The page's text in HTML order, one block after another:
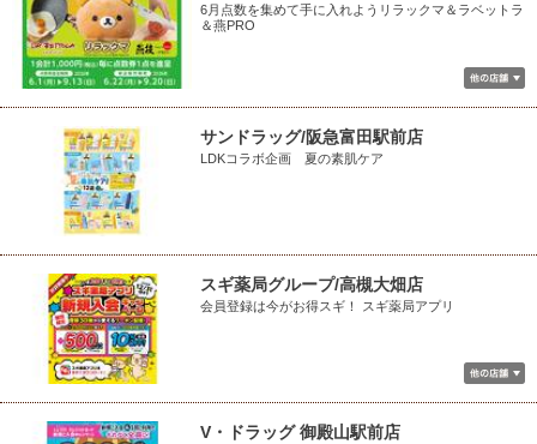
6月点数を集めて手に入れようリラックマ＆ラベットラ
＆燕PRO
サンドラッグ/阪急富田駅前店
LDKコラボ企画 夏の素肌ケア
スギ薬局グループ/高槻大畑店
会員登録は今がお得スギ！ スギ薬局アプリ
V・ドラッグ 御殿山駅前店